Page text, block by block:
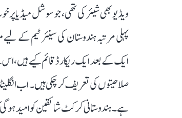
ویڈیو بھی شیئر کی تھی، جو سوشل میڈیا
ایک کے بعد ایک ریکارڈ قائم کیے ہیں،
صلاحیتوں کی تعریف کر چکی ہیں۔ اب
ہے۔ ہندوستانی کرکٹ شائقین کو امید ہوگی